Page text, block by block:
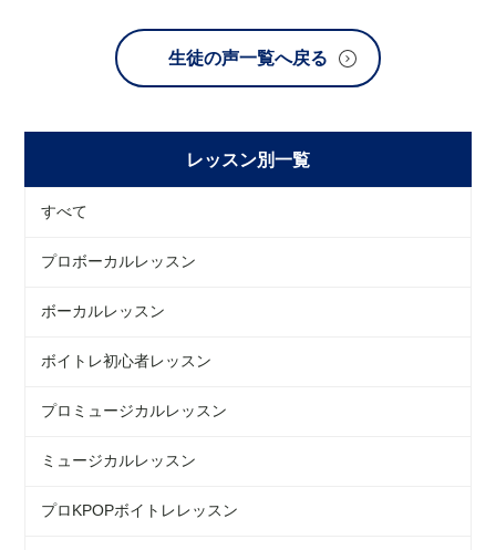
生徒の声一覧へ戻る
レッスン別一覧
すべて
プロボーカルレッスン
ボーカルレッスン
ボイトレ初心者レッスン
プロミュージカルレッスン
ミュージカルレッスン
プロKPOPボイトレレッスン